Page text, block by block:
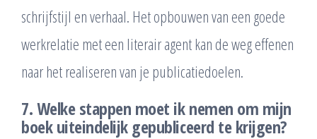
schrijfstijl en verhaal. Het opbouwen van een goede
werkrelatie met een literair agent kan de weg effenen
naar het realiseren van je publicatiedoelen.
7. Welke stappen moet ik nemen om mijn
boek uiteindelijk gepubliceerd te krijgen?